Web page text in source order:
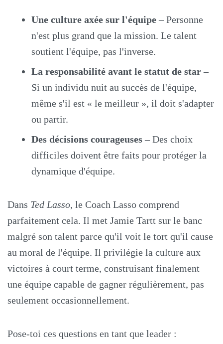
Une culture axée sur l'équipe– Personne
n'est plus grand que la mission. Le talent
soutient l'équipe, pas l'inverse.
La responsabilité avant le statut de star–
Si un individu nuit au succès de l'équipe,
même s'il est « le meilleur », il doit s'adapter
ou partir.
Des décisions courageuses– Des choix
difficiles doivent être faits pour protéger la
dynamique d'équipe.
Dans Ted Lasso, le Coach Lasso comprend
parfaitement cela. Il met Jamie Tartt sur le banc
malgré son talent parce qu'il voit le tort qu'il cause
au moral de l'équipe. Il privilégie la culture aux
victoires à court terme, construisant finalement
une équipe capable de gagner régulièrement, pas
seulement occasionnellement.
Pose-toi ces questions en tant que leader :